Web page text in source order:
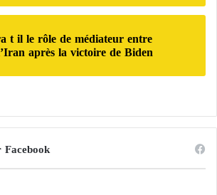
t il le rôle de médiateur entre
après la victoire de Biden